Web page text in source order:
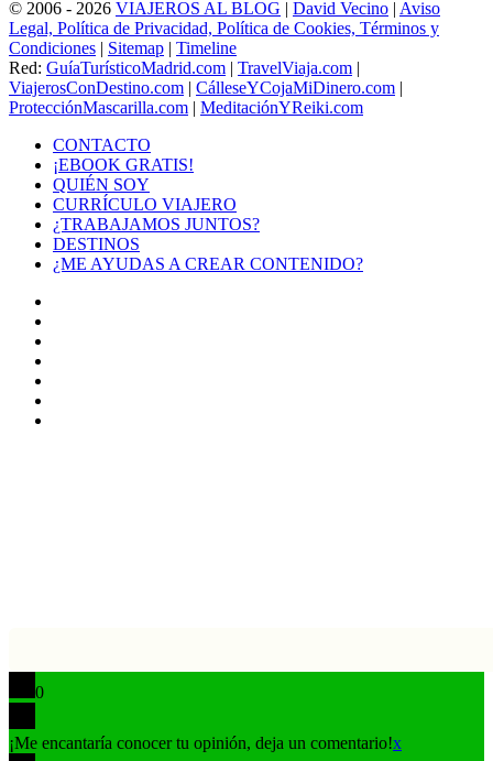
© 2006 - 2026 VIAJEROS AL BLOG | David Vecino | Aviso
Legal, Política de Privacidad, Política de Cookies, Términos y
Condiciones | Sitemap | Timeline
Red: GuíaTurísticoMadrid.com | TravelViaja.com |
ViajerosConDestino.com | CálleseYCojaMiDinero.com |
ProtecciónMascarilla.com | MeditaciónYReiki.com
CONTACTO
¡EBOOK GRATIS!
QUIÉN SOY
CURRÍCULO VIAJERO
¿TRABAJAMOS JUNTOS?
DESTINOS
¿ME AYUDAS A CREAR CONTENIDO?
0
¡Me encantaría conocer tu opinión, deja un comentario!x